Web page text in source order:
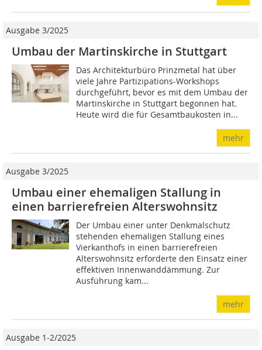
Ausgabe 3/2025
Umbau der Martinskirche in Stuttgart
Das Architekturbüro Prinzmetal hat über
viele Jahre Partizipations-Workshops
durchgeführt, bevor es mit dem Umbau der
Martinskirche in Stuttgart begonnen hat.
Heute wird die für Gesamtbaukosten in...
mehr
Ausgabe 3/2025
Umbau einer ehemaligen Stallung in
einen barrierefreien Alterswohnsitz
Der Umbau einer unter Denkmalschutz
stehenden ehemaligen Stallung eines
Vierkanthofs in einen barrierefreien
Alterswohnsitz erforderte den Einsatz einer
effektiven Innenwanddämmung. Zur
Ausführung kam...
mehr
Ausgabe 1-2/2025